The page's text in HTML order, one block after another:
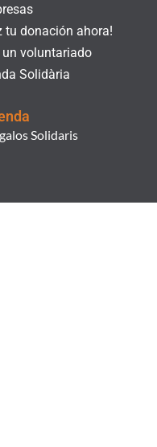
tu donación ahora!
un voluntariado
Solidària
Solidaris